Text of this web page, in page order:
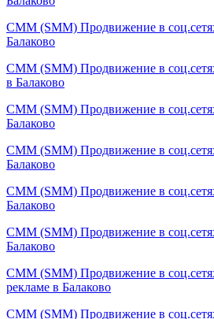
СММ (SMM) Продвижение в
Балаково
СММ (SMM) Продвижение в
в Балаково
СММ (SMM) Продвижение в
Балаково
СММ (SMM) Продвижение в
Балаково
СММ (SMM) Продвижение в
Балаково
СММ (SMM) Продвижение в
Балаково
СММ (SMM) Продвижение в
рекламе в Балаково
СММ (SMM) Продвижение в